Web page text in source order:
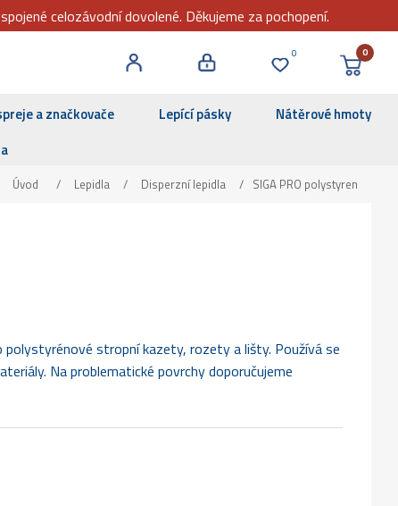
celozávodní dovolené. Děkujeme za pochopení.
0 0
a značkovače Lepící pásky
Nátěrové hmoty
Úvod / Lepidla / Disperzní lepidla / SIGA PRO polystyren
polystyrénové stropní kazety, rozety a lišty. Používá se
Na problematické povrchy doporučujeme